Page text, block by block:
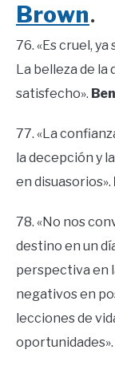
Brown.
76. «Es cruel,
La belleza de la
satisfecho».
77. «La
la decepción y
en disuasorios».
78. «No nos
destino en un
perspectiva en
negativos en
lecciones de
oportunidades».